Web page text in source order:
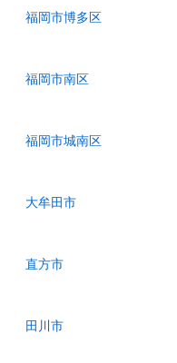
福岡市博多区
福岡市南区
福岡市城南区
大牟田市
直方市
田川市